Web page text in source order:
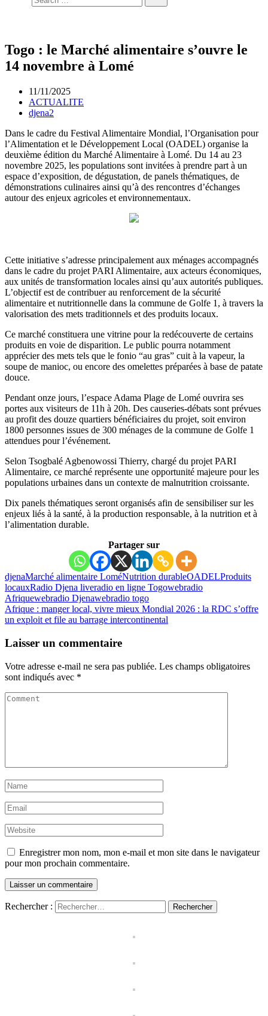
Togo : le Marché alimentaire s’ouvre le
14 novembre à Lomé
11/11/2025
ACTUALITE
djena2
Dans le cadre du Festival Alimentaire Mondial, l’Organisation pour
l’Alimentation et le Développement Local (OADEL) organise la
deuxième édition du Marché Alimentaire à Lomé. Du 14 au 23
novembre 2025, les populations sont invitées à prendre part à un
espace d’exposition, de dégustation, de panels thématiques, de
démonstrations culinaires ainsi qu’à des rencontres d’échanges
autour des enjeux agricoles et environnementaux.
Cette initiative s’adresse principalement aux ménages accompagnés
dans le cadre du projet PARI Alimentaire, aux acteurs économiques,
aux unités de transformation locales ainsi qu’aux autorités publiques.
L’objectif est de contribuer au renforcement de la sécurité
alimentaire et nutritionnelle dans la commune de Golfe 1, à travers la
valorisation des mets traditionnels et des produits locaux.
Ce marché constituera une vitrine pour la redécouverte de certains
produits en voie de disparition. Le public pourra notamment
apprécier des mets tels que le fonio “au gras” cuit à la vapeur, la
soupe de manioc, ou encore des omelettes préparées à base de patate
douce.
Pendant onze jours, l’espace Adama Plage de Lomé ouvrira ses
portes aux visiteurs de 11h à 20h. Des causeries-débats sont prévues
au profit des douze quartiers bénéficiaires du projet, soit environ
1800 personnes issues de 300 ménages de la commune de Golfe 1
attendues pour l’événement.
Selon Tsogbalé Agbenowossi Thierry, chargé du projet PARI
Alimentaire, ce marché représente une opportunité majeure pour les
populations urbaines dans un contexte de malnutrition croissante.
Dix panels thématiques seront organisés afin de sensibiliser sur les
enjeux liés à la santé, à la production responsable, à la nutrition et à
l’alimentation durable.
Partager sur
djenaMarché alimentaire LoméNutrition durableOADELProduits
locauxRadio Djena liveradio en ligne Togowebradio
Afriquewebradio Djenawebradio togo
Afrique : manger local, vivre mieux Mondial 2026 : la RDC s’offre
un exploit et file au barrage intercontinental
Laisser un commentaire
Votre adresse e-mail ne sera pas publiée. Les champs obligatoires
sont indiqués avec *
Enregistrer mon nom, mon e-mail et mon site dans le navigateur
pour mon prochain commentaire.
Rechercher :